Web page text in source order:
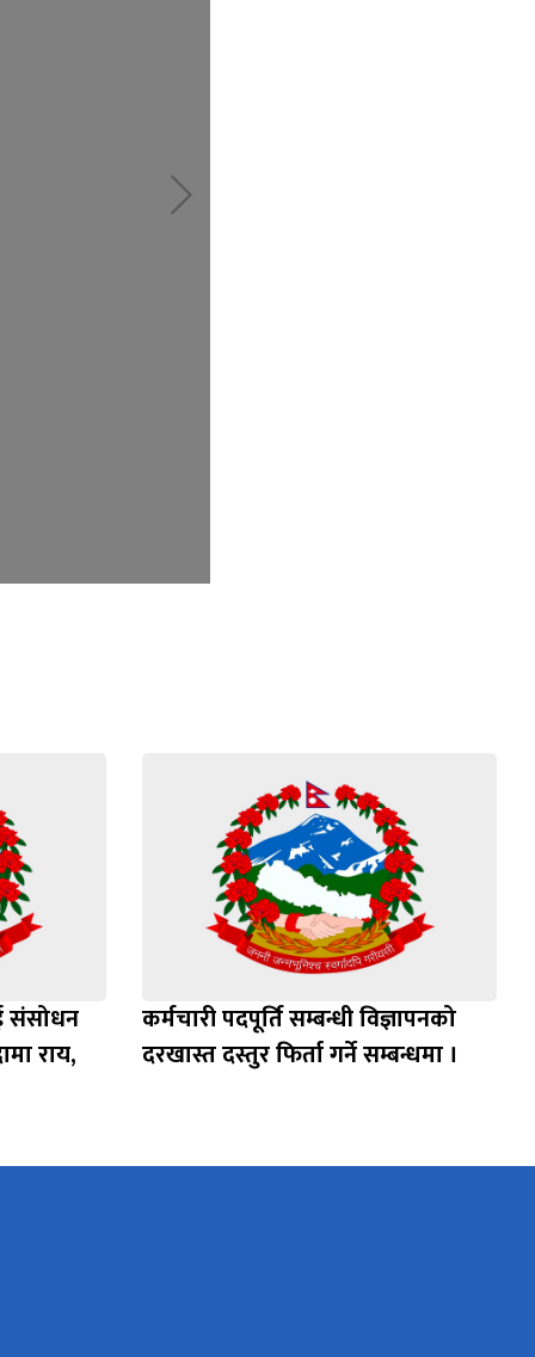
संसोधन
राय,
कर्मचारी पदपूर्ति सम्बन्धी विज्ञापनको
दरखास्त दस्तुर फिर्ता गर्ने सम्बन्धमा ।